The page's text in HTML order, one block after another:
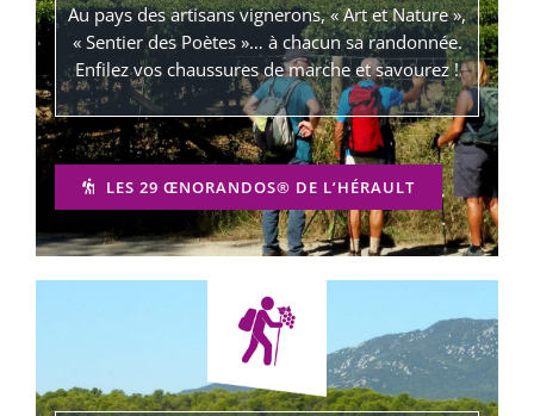
Au pays des artisans vignerons, « Art et Nature »,
« Sentier des Poètes »… à chacun sa randonnée.
Enfilez vos chaussures de marche et savourez !
LES 29 ŒNORANDOS® DE L’HÉRAULT